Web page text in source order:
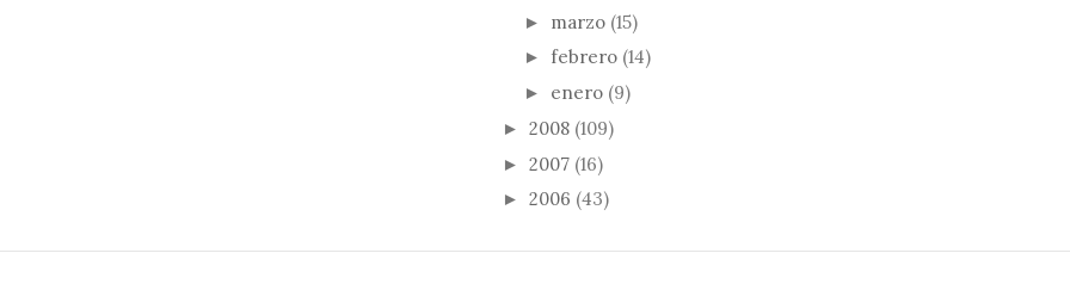
► marzo (15)
► febrero (14)
► enero (9)
► 2008 (109)
► 2007 (16)
► 2006 (43)